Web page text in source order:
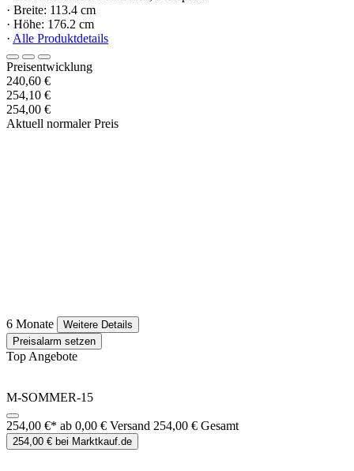
· Breite: 113.4 cm
· Höhe: 176.2 cm
· Alle Produktdetails
Preisentwicklung
240,60 €
254,10 €
254,00 €
Aktuell normaler Preis
6 Monate
Weitere Details
Preisalarm setzen
Top Angebote
M-SOMMER-15
254,00 €* ab 0,00 € Versand 254,00 € Gesamt
254,00 € bei Marktkauf.de